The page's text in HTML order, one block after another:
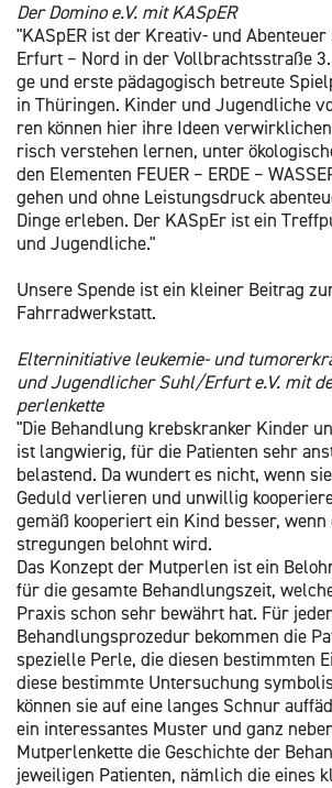
Der Do­mi­no e.V. mit KAS­pER
"KAS­pER ist der Krea­tiv- und
Er­furt – Nord in der Voll­brachts­stra­ße
ge und erste päd­ago­gisch be­treu­te
in Thü­rin­gen. Kin­der und Ju­gend­li­che
ren kön­nen hier ihre Ideen
risch ver­ste­hen ler­nen, unter
den Ele­men­ten FEUER – ERDE –
ge­hen und ohne Leis­tungs­druck
Dinge er­le­ben. Der KAS­pEr ist ein
und Ju­gend­li­che."
Un­se­re Spen­de ist ein klei­ner Bei­trag
Fahr­rad­werk­statt.
El­tern­in­itia­ti­ve leu­ke­mie- und
und Ju­gend­li­cher Suhl/Er­furt e.V. mit
per­len­ket­te
"Die Be­hand­lung krebs­kran­ker Kin­der
ist lang­wie­rig, für die Pa­ti­en­ten sehr
be­las­tend. Da wun­dert es nicht, wenn
Ge­duld ver­lie­ren und un­wil­lig
ge­mäß ko­ope­riert ein Kind bes­ser,
st­re­gun­gen be­lohnt wird.
Das Kon­zept der Mut­per­len ist ein
für die ge­sam­te Be­hand­lungs­zeit,
Pra­xis schon sehr be­währt hat. Für
Be­hand­lungs­pro­ze­dur be­kom­men die
spe­zi­el­le Perle, die die­sen be­stimm­ten
diese be­stimm­te Un­ter­su­chung
kön­nen sie auf eine lan­ges Schnur
ein in­ter­es­san­tes Mus­ter und ganz
Mut­per­len­ket­te die Ge­schich­te der
je­wei­li­gen Pa­ti­en­ten, näm­lich die eines